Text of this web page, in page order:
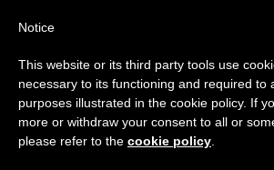
Il gioco d'azzardo
d'ingrandimento
Notice
This website or its third party tools use
necessary to its functioning and required to
purposes illustrated in the cookie policy. If
more or withdraw your consent to all or
please refer to the cookie policy